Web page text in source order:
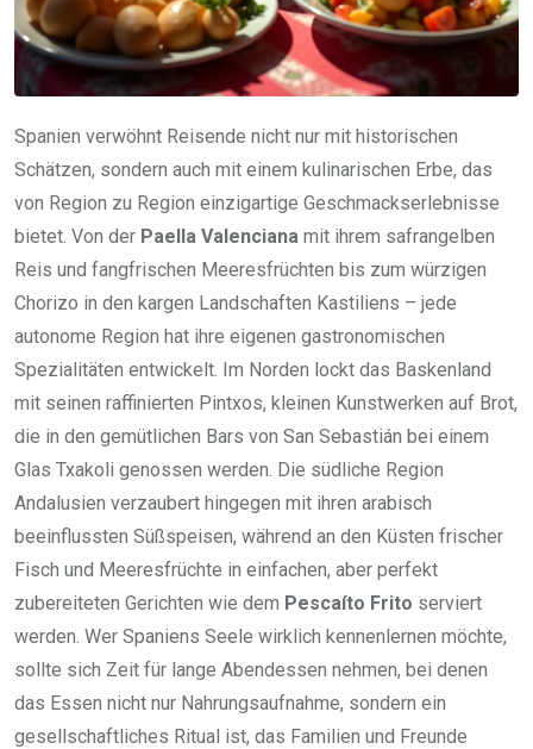
Spanien verwöhnt Reisende nicht nur mit historischen
Schätzen, sondern auch mit einem kulinarischen Erbe, das
von Region zu Region einzigartige Geschmackserlebnisse
bietet. Von der Paella Valenciana mit ihrem safrangelben
Reis und fangfrischen Meeresfrüchten bis zum würzigen
Chorizo in den kargen Landschaften Kastiliens – jede
autonome Region hat ihre eigenen gastronomischen
Spezialitäten entwickelt. Im Norden lockt das Baskenland
mit seinen raffinierten Pintxos, kleinen Kunstwerken auf Brot,
die in den gemütlichen Bars von San Sebastián bei einem
Glas Txakoli genossen werden. Die südliche Region
Andalusien verzaubert hingegen mit ihren arabisch
beeinflussten Süßspeisen, während an den Küsten frischer
Fisch und Meeresfrüchte in einfachen, aber perfekt
zubereiteten Gerichten wie dem Pescaíto Frito serviert
werden. Wer Spaniens Seele wirklich kennenlernen möchte,
sollte sich Zeit für lange Abendessen nehmen, bei denen
das Essen nicht nur Nahrungsaufnahme, sondern ein
gesellschaftliches Ritual ist, das Familien und Freunde